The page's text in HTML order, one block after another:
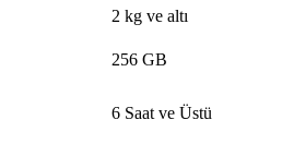
2 kg ve altı
256 GB
6 Saat ve Üstü